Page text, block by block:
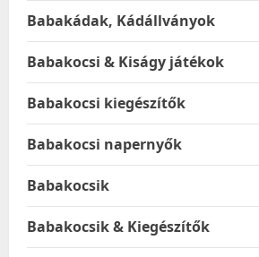
Babakádak, Kádállványok
Babakocsi & Kiságy játékok
Babakocsi kiegészítők
Babakocsi napernyők
Babakocsik
Babakocsik & Kiegészítők